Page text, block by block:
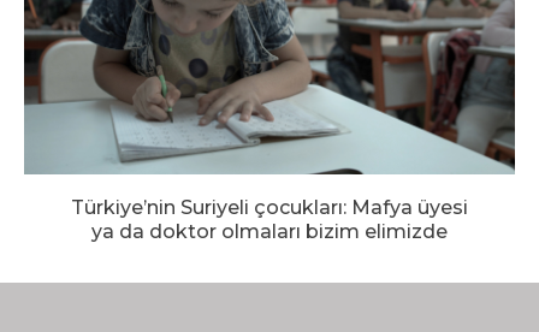
Türkiye’nin Suriyeli çocukları: Mafya üyesi
ya da doktor olmaları bizim elimizde